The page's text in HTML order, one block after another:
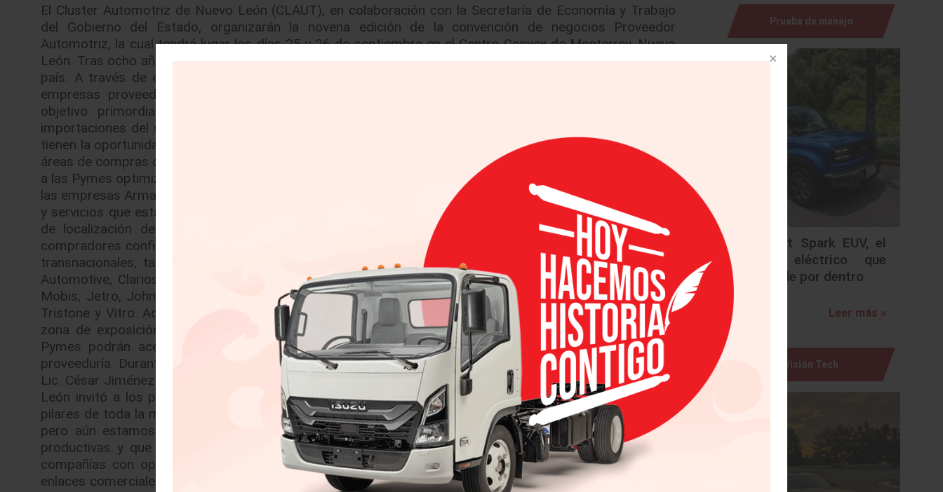
El Cluster Automotriz de Nuevo León (CLAUT), en colaboración con la Secretaría de Economía y Trabajo
del Gobierno del Estado, organizarán la novena edición de la convención de negocios Proveedor
Automotriz, la cual tendrá lugar los días 25 y 26 de septiembre en el Centro Convex de Monterrey, Nuevo
León. Tras ocho años de éxito, Proveedor Automotriz se ha consolidado como el evento elite del norte del
país. A través de este se reúnen las empresas armadoras y Tier 1 de la industria automotriz con las
empresas proveedoras potenciales, para generar nuevas oportunidades de negocio, logrando así el
objetivo primordial del evento: incrementar la integración nacional y fomentar la sustitución de
importaciones del sector. La gran ventaja competitiva de este evento es que las empresas proveedores
tienen la oportunidad de -en tan solo un par de días-, entrar en contacto con las personas indicadas de las
áreas de compras de las compañías armadoras y Tier 1, proceso que les llevaría meses, lo cual les permite
a las Pymes optimizar y acelerar su proceso comercial. Por otra parte, la dinámica del evento les permite a
las empresas Armadoras y Tier 1, informar de primera mano a las empresas proveedoras el tipo de bienes
y servicios que están demandando, así como detectar a proveedores prospecto, lo cual reduce el tiempo
de localización de los proveedores potenciales para abastecer su cadena de suministro. Entre los
compradores confirmados para las mesas de negocio se encuentran importantes empresas nacionales y
transnacionales, tales como: Acurride, Adient, Apex, Bergstrom, Brembo, Caterpillar, Cemm Thome, Cie
Automotive, Clarios, CNH Industries, Cuprum, DBG, Denso, Dina, Draxton, Ficosa, Giant Motors, Hyundai
Mobis, Jetro, John Deere, Kenworth, Metalsa, Navistar, Nelson, Nemak, NHK, Quimmco, Sisamex, Stant,
Tristone y Vitro. Además de las mesas de negociación, se contará con conferencia especializadas y una
zona de exposición. Asimismo, se ofrecerán comidas y brindis networking, a través de los cuales las
Pymes podrán acercarse a las firmas automotrices y de autopartes para sumarse a su cadena de
proveeduría. Durante una conferencia de prensa realizada el día de hoy en las instalaciones del CLAUT, el
Lic. César Jiménez Flores, Presidente Ejecutivo de Ternium y Presidente del Cluster Automotriz de Nuevo
León invitó a los presentes al evento señalando que: “La industria automotriz en México es uno de los
pilares de toda la manufactura que se produce en el país, genera muchos empleos y derrama económica,
pero aún estamos muy atrás en materia de integración nacional, necesitamos solidificar las cadenas
productivas y que la industria automotriz que tenemos se alimente más de insumos o productos de
compañías con operación en México. Proveedor Automotriz es un evento diseñado para propiciar los
enlaces comerciales estratégicos para lograrlo”, indicó el directivo de Ternium y señaló que en la empresa
Prueba de manejo
Chevrolet Spark EUV, el
urbano eléctrico que
sorprende por dentro
Leer más »
Visión Tech